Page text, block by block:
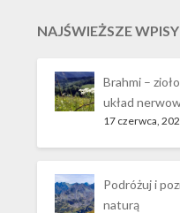
NAJŚWIEŻSZE WPISY
Brahmi –
układ
17 czerwca,
Podróżuj i
naturą